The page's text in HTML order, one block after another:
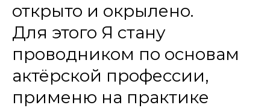
открыто и окрылено.
Для этого Я стану
проводником по основам
актёрской профессии,
применю на практике